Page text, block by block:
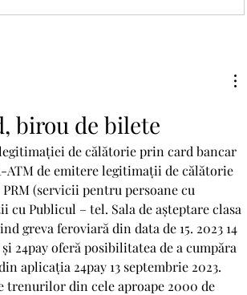
birou de bilete
de călătorie prin card bancar
ATM de emitere legitimații de călătorie
(servicii pentru persoane cu
Publicul – tel. Sala de așteptare clasa
greva feroviară din data de 15. 2023 14
24pay oferă posibilitatea de a cumpăra
aplicația 24pay 13 septembrie 2023.
trenurilor din cele aproape 2000 de